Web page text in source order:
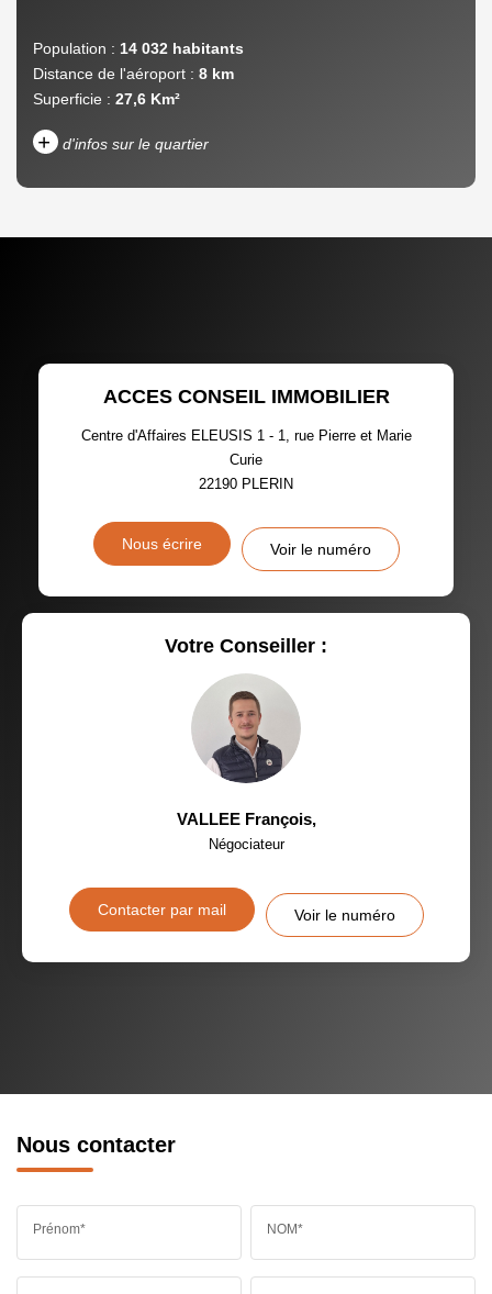
Population : 14 032 habitants
Distance de l'aéroport : 8 km
Superficie : 27,6 Km²
+ d'infos sur le quartier
TAXE FONCIÈRE
PART DES MÉNAGES SANS
VOITURE
DISTANCE DE L'AÉROPORT : SUPERFICIE :
RÉSULTATS DES LYCÉES ECOLES ET CRÈCHES
RESTAURANTS ET CAFÉS
ACCES CONSEIL IMMOBILIER
Centre d'Affaires ELEUSIS 1 - 1, rue Pierre et Marie
Curie
22190 PLERIN
Nous écrire Voir le numéro
Votre Conseiller :
VALLEE François,
Négociateur
Contacter par mail Voir le numéro
Nous contacter
Prénom* NOM*